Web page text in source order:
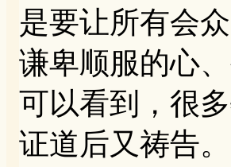
是要让所有会
谦卑顺服的心
可以看到，很
证道后又祷告